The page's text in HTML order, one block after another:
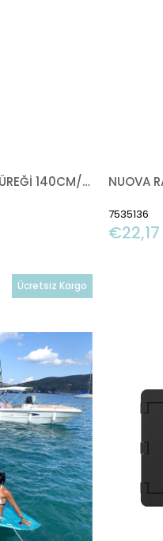
NUOVA RADE RAFTING KÜREĞİ 140CM/Ø30MM
7535136
€22,17
Ücretsiz Kargo